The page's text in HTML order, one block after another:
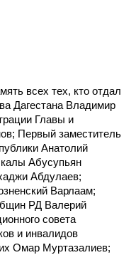
всех тех, кто отдал
Дагестана Владимир
Главы и
Первый заместитель
Анатолий
Абусупьян
Абдулаев;
Варлаам;
РД Валерий
совета
и инвалидов
Омар Муртазалиев;